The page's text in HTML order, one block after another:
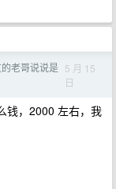
老哥说说是 5 月 15
日
钱，2000 左右，我